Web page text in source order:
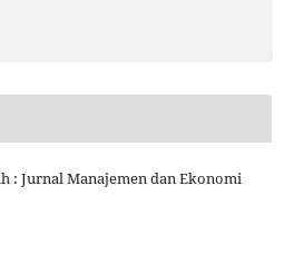
: Jurnal Manajemen dan Ekonomi